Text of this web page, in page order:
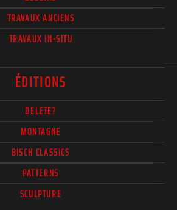
TRAVAUX ANCIENS
TRAVAUX IN-SITU
ÉDITIONS
DELETE?
MONTAGNE
BISCH CLASSICS
PATTERNS
SCULPTURE